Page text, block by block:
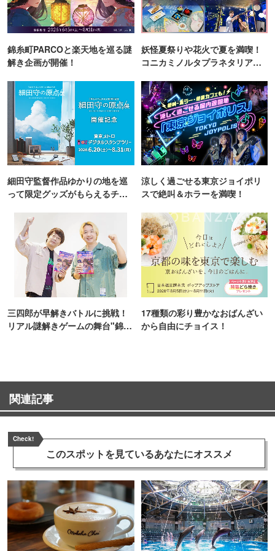
錦糸町PARCOと楽天地を巡る謎
解き企画が開催！
妖怪夏祭りや花火で夏を満喫！
コニカミノルタプラネタリア
細田守監督作品ゆかりの地を巡
って限定グッズがもらえるチャ
涼しく過ごせる東京ジョイポリ
スで絶叫＆ホラーを満喫！
三四郎が早解きバトルに挑戦！
リアル謎解きゲームの舞台"錦糸
17種類の彩り豊かなおばんざい
から自由にチョイス！
関連記事
Check!
このスポットを見ているあなたにオススメ